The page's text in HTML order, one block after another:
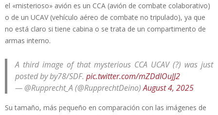
el «misterioso» avión es un CCA (avión de combate colaborativo)
o de un UCAV (vehículo aéreo de combate no tripulado), ya que
no está claro si tiene cabina o se trata de un compartimento de
armas interno.
A third image of that mysterious CCA UCAV (?) was just
posted by by78/SDF. pic.twitter.com/mZDdIOuJJ2
— @Rupprecht_A (@RupprechtDeino)August 4, 2025
Su tamaño, más pequeño en comparación con las imágenes de